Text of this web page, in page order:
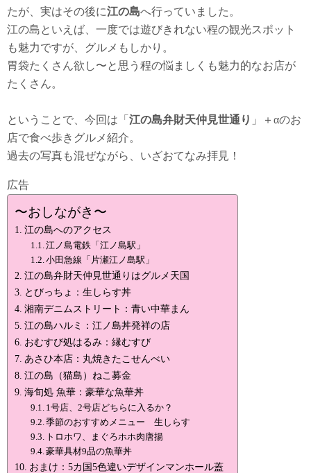
たが、実はその後に江の島へ行っていました。
江の島といえば、一度では遊びきれない程の観光スポット
も魅力ですが、グルメもしかり。
胃袋たくさん欲し〜と思う程の悩ましくも魅力的なお店が
たくさん。
ということで、今回は「 江の島弁財天仲見世通り 」＋αのお
店で食べ歩きグルメ紹介。
過去の写真も混ぜながら、いざおてなみ拝見！
広告
〜おしながき〜
江の島へのアクセス
江ノ島電鉄「江ノ島駅」
小田急線「片瀬江ノ島駅」
江の島弁財天仲見世通りはグルメ天国
とびっちょ：生しらす丼
湘南デニムストリート：青い中華まん
江の島ハルミ：江ノ島丼発祥の店
おむすび処はるみ：縁むすび
あさひ本店：丸焼きたこせんべい
江の島（猫島）ねこ募金
海旬処 魚華：豪華な魚華丼
1号店、2号店どちらに入るか？
季節のおすすめメニュー 生しらす
トロホワ、まぐろホホ肉唐揚
豪華具材9品の魚華丼
おまけ：5カ国5色違いデザインマンホール蓋